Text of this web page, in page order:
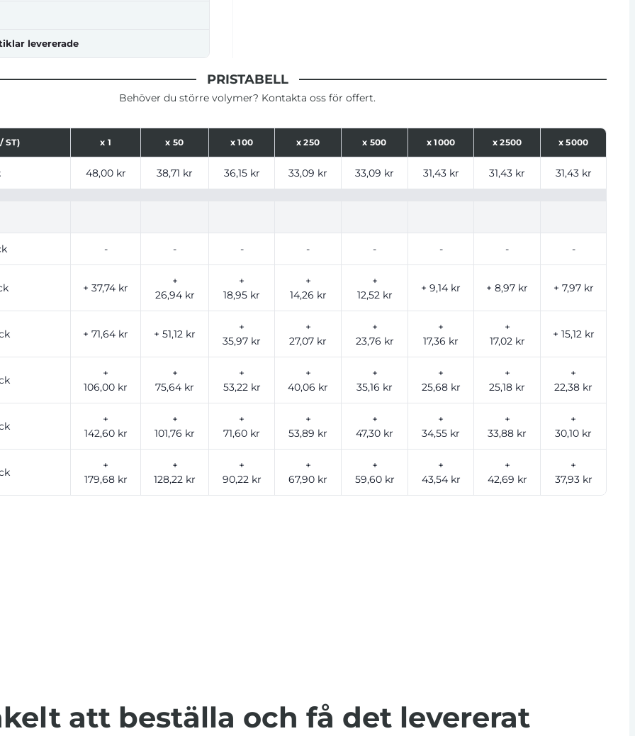
levererade
PRISTABELL
Behöver du större volymer? Kontakta oss för offert.
ST) x 1 x 50 x100 x250 x 500 x1000 x2500 x5000
48,00 kr 38,71 kr 36,15 kr 33,09 kr 33,09 kr 31,43 kr 31,43 kr 31,43 kr
- - - - - - - -
+ 37,74 kr
+
26,94 kr
+
18,95 kr
+
14,26 kr
+
12,52 kr
+ 9,14 kr + 8,97 kr + 7,97 kr
+ 71,64 kr + 51,12 kr
+
35,97 kr
+
27,07 kr
+
23,76 kr
+
17,36 kr
+
17,02 kr
+ 15,12 kr
+
106,00 kr
+
75,64 kr
+
53,22 kr
+
40,06 kr
+
35,16 kr
+
25,68 kr
+
25,18 kr
+
22,38 kr
+
142,60 kr
+
101,76 kr
+
71,60 kr
+
53,89 kr
+
47,30 kr
+
34,55 kr
+
33,88 kr
+
30,10 kr
+
179,68 kr
+
128,22 kr
+
90,22 kr
+
67,90 kr
+
59,60 kr
+
43,54 kr
+
42,69 kr
+
37,93 kr
att beställa och få det levererat